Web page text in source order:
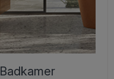
Badkamer